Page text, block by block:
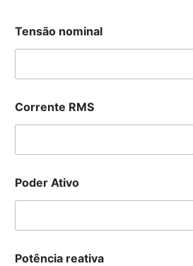
Tensão nominal
Corrente RMS
Poder Ativo
Potência reativa